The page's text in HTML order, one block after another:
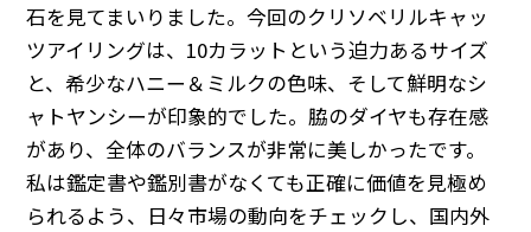
石を見てまいりました。今回のクリソベリルキャッ
ツアイリングは、10カラットという迫力あるサイズ
と、希少なハニー＆ミルクの色味、そして鮮明なシ
ャトヤンシーが印象的でした。脇のダイヤも存在感
があり、全体のバランスが非常に美しかったです。
私は鑑定書や鑑別書がなくても正確に価値を見極め
られるよう、日々市場の動向をチェックし、国内外